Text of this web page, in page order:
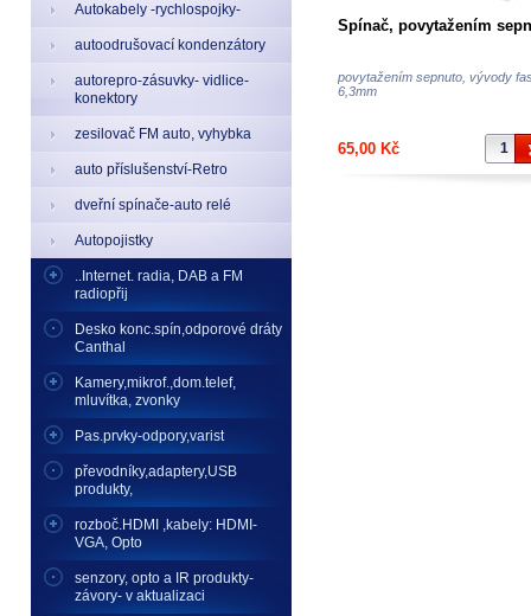
Autokabely -rychlospojky-
autoodrušovací kondenzátory
autorepro-zásuvky- vidlice-
konektory
zesilovač FM auto, vyhybka
auto příslušenství-Retro
dveřní spínače-auto relé
Autopojistky
..Internet. radia, DAB a FM
radiopřij
Desko konc.spín,odporové dráty
Canthal
Kamery,mikrof.,dom.telef,
mluvítka, zvonky
Pas.prvky-odpory,varist
převodníky,adaptery,USB
produkty,
rozboč.HDMI ,kabely: HDMI-
VGA, Opto
senzory, opto a IR produkty-
závory- v aktualizaci
Spínač, povytažením
povytažením sepnuto, vývody
6,3mm
65,00 Kč